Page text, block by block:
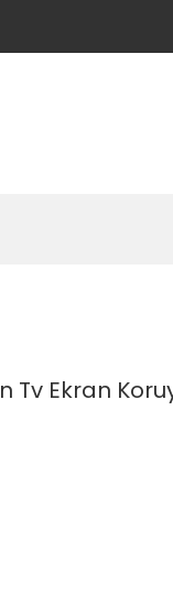
Tv Ekran